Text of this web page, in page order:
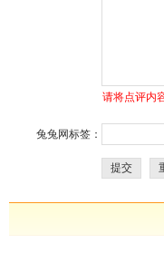
请将点评内
兔兔网标签：
提交